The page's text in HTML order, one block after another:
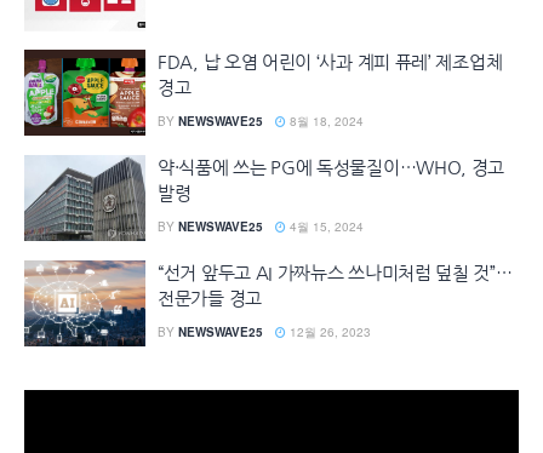
FDA, 납 오염 어린이 ‘사과 계피 퓨레’ 제조업체
경고
BY NEWSWAVE25 8월 18, 2024
약·식품에 쓰는 PG에 독성물질이…WHO, 경고
발령
BY NEWSWAVE25 4월 15, 2024
“선거 앞두고 AI 가짜뉴스 쓰나미처럼 덮칠 것”…
전문가들 경고
BY NEWSWAVE25 12월 26, 2023